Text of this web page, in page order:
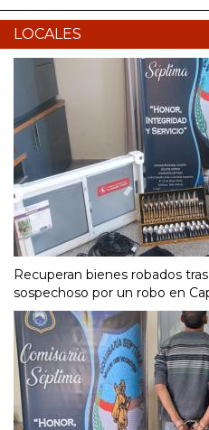
LOCALES
Recuperan bienes robados
sospechoso por un robo en